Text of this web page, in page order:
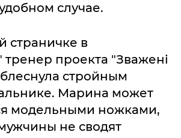
случае.
страничке в
тренер проекта "Зважені
стройным
Марина может
модельными ножками,
не сводят